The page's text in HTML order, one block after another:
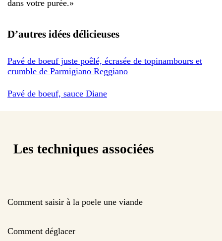
dans votre purée.»
D’autres idées délicieuses
Pavé de boeuf juste poêlé, écrasée de topinambours et
crumble de Parmigiano Reggiano
Pavé de boeuf, sauce Diane
Les techniques associées
Comment saisir à la poele une viande
Comment déglacer